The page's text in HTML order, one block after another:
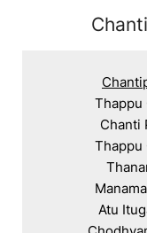
Thappu
Chanti
Thappu
Atu